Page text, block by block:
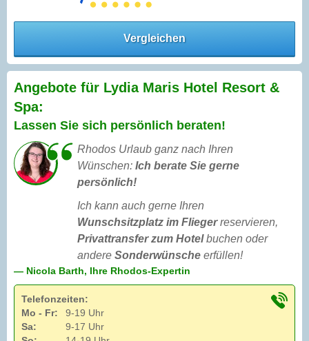
Vergleichen
Angebote für Lydia Maris Hotel Resort &
Spa:
Lassen Sie sich persönlich beraten!
Rhodos Urlaub ganz nach Ihren
Wünschen: Ich berate Sie gerne
persönlich!
Ich kann auch gerne Ihren
Wunschsitzplatz im Fliegerreservieren,
Privattransfer zum Hotelbuchen oder
andere Sonderwünsche erfüllen!
— Nicola Barth, Ihre Rhodos-Expertin
Telefonzeiten:
Mo - Fr:
9-19 Uhr
Sa:
9-17 Uhr